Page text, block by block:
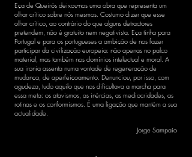
Eça de Queirós deixou-nos uma obra que representa um
olhar crítico sobre nós mesmos. Costumo dizer que esse
olhar crítico, ao contrário do que alguns detractores
pretendem, não é gratuito nem negativista. Eça tinha para
Portugal e para os portugueses a ambição de nos fazer
participar da civilização europeia: não apenas no palco
material, mas também nos domínios intelectual e moral. A
sua ironia assenta numa vontade de regeneração de
mudança, de aperfeiçoamento. Denunciou, por isso, com
agudeza, tudo aquilo que nos dificultava a marcha para
essa meta: os atavismos, as inércias, as mediocridades, as
rotinas e os conformismos. É uma ligação que mantém a sua
actualidade.
Jorge Sampaio